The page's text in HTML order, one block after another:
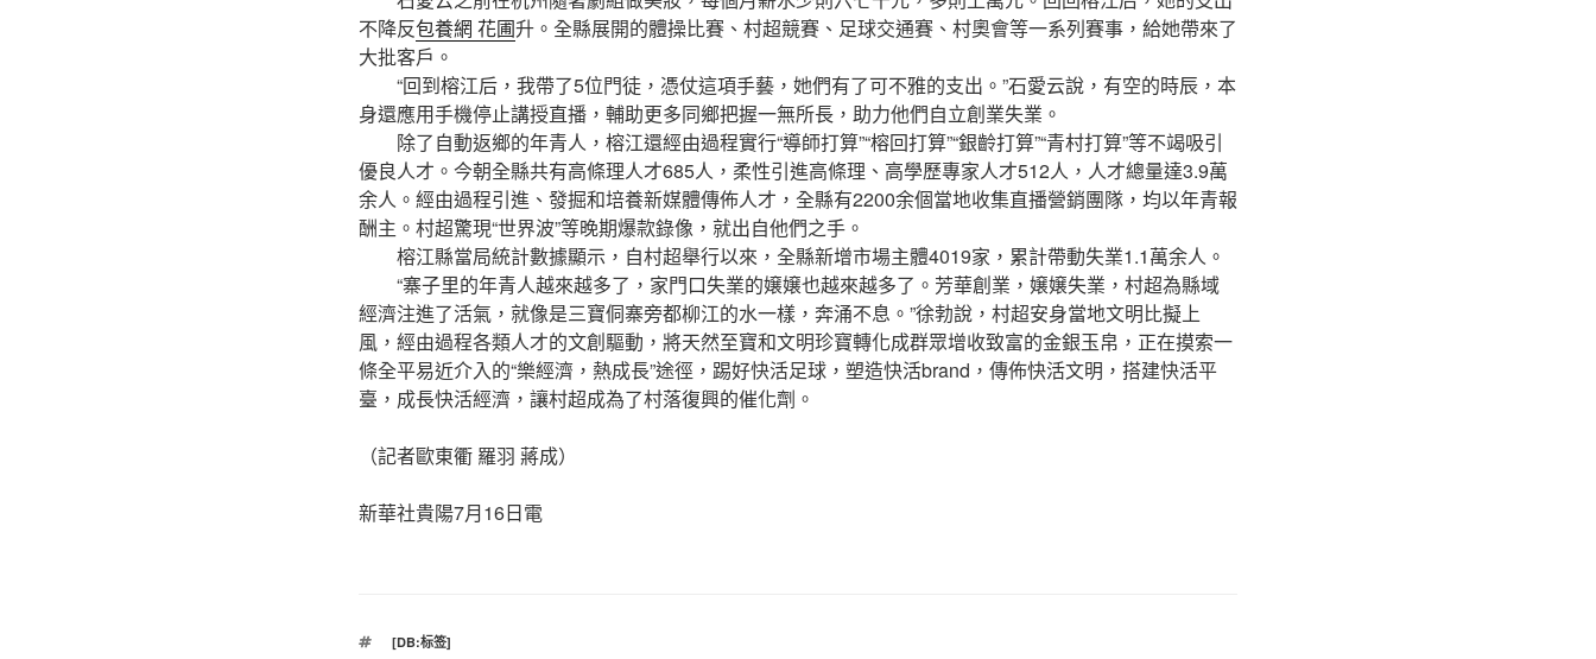
不降反包養網 花圃升。全縣展開的體操比賽、村超競賽、足球交通賽、村奧會等一系列賽事，給她帶來了
大批客戶。
“回到榕江后，我帶了5位門徒，憑仗這項手藝，她們有了可不雅的支出。”石愛云說，有空的時辰，本
身還應用手機停止講授直播，輔助更多同鄉把握一無所長，助力他們自立創業失業。
除了自動返鄉的年青人，榕江還經由過程實行“導師打算”“榕回打算”“銀齡打算”“青村打算”等不竭吸引
優良人才。今朝全縣共有高條理人才685人，柔性引進高條理、高學歷專家人才512人，人才總量達3.9萬
余人。經由過程引進、發掘和培養新媒體傳佈人才，全縣有2200余個當地收集直播營銷團隊，均以年青報
酬主。村超驚現“世界波”等晚期爆款錄像，就出自他們之手。
榕江縣當局統計數據顯示，自村超舉行以來，全縣新增市場主體4019家，累計帶動失業1.1萬余人。
“寨子里的年青人越來越多了，家門口失業的嬢嬢也越來越多了。芳華創業，嬢嬢失業，村超為縣域
經濟注進了活氣，就像是三寶侗寨旁都柳江的水一樣，奔涌不息。”徐勃說，村超安身當地文明比擬上
風，經由過程各類人才的文創驅動，將天然至寶和文明珍寶轉化成群眾增收致富的金銀玉帛，正在摸索一
條全平易近介入的“樂經濟，熱成長”途徑，踢好快活足球，塑造快活brand，傳佈快活文明，搭建快活平
臺，成長快活經濟，讓村超成為了村落復興的催化劑。
（記者歐東衢 羅羽 蔣成）
新華社貴陽7月16日電
標
[DB:标签]